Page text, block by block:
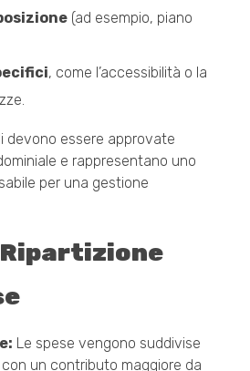
(ad esempio, piano
, come l’accessibilità o la
devono essere approvate
e rappresentano uno
per una gestione
Ripartizione
Le spese vengono suddivise
con un contributo maggiore da